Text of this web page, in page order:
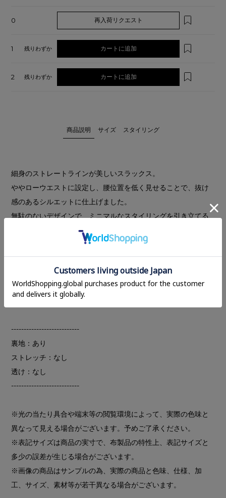
0 再入荷リクエスト
1 残りわずか カートに追加
2 残りわずか カートに追加
商品説明 サイズ スタイリング
細身のストレートラインが美しいスラックス。
ややローウエストに設定し、腰位置を低く見せることで、抜け
感のあるシルエットに仕上げました。
無駄のないデザインで、ミニマルなスタイリングを引き立てる
一本です。軽やかで落ち感のあるスラックス素材を使用し、細
身のストレートシルエットとセンタープレスが、身体のライン
をすっきりと見せてくれます。
クリーンでありながらモードな印象を兼ね備え、トップスをイ
ンでもアウトでもバランス良く着用できる、幅広いスタイリン
グに活躍するアイテムです。
---------------------------
裏地：あり
ストレッチ：なし
透け：なし
---------------------------
※光の当たり具合や端末等の閲覧環境によって、実際の色味と
異なって見える場合がございます。予めご了承ください。
※表記サイズは商品の実寸で、布製品の特性上、表記サイズと
多少の誤差が生じる場合がございます。
※画像の商品はサンプルの為、実際の商品と色味、仕様、加
工、サイズ、素材等が若干異なる場合がございます。